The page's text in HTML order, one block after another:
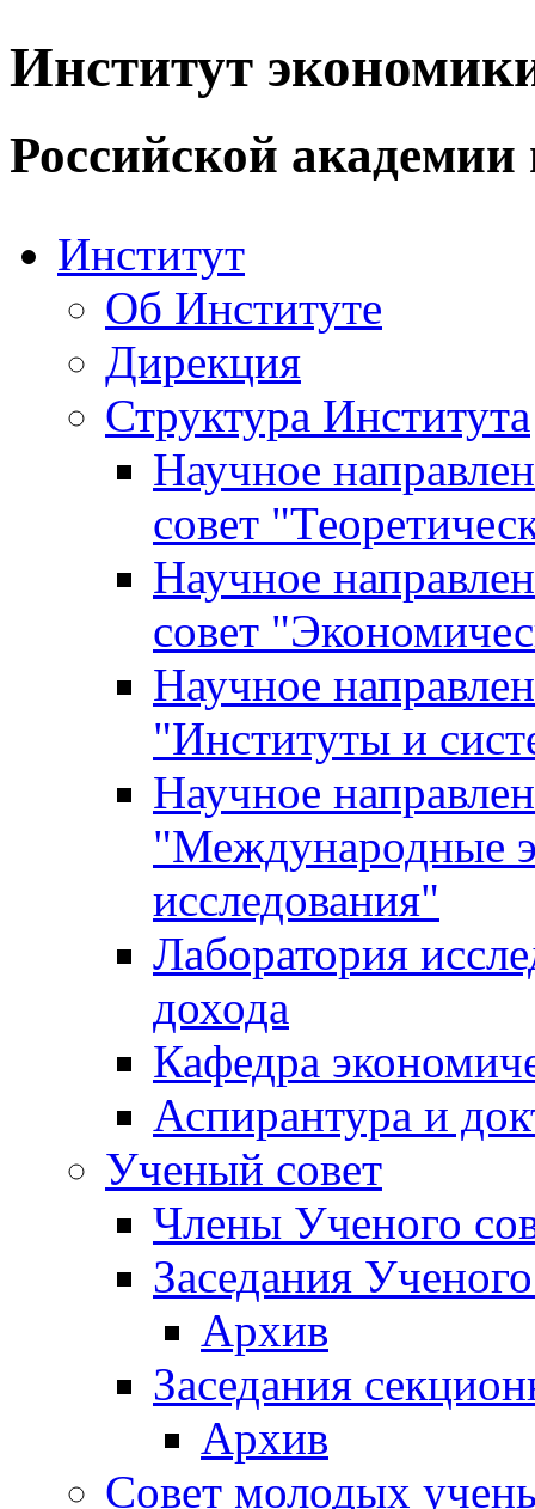
Институт
Российской академии
Институт
Об Институте
Дирекция
Структура Института
Научное
совет
Научное
совет
Научное
"Институты и
Научное
"Международные
исследования"
Лаборатория
дохода
Кафедра
Аспирантура и
Ученый совет
Члены Ученого
Заседания
Архив
Заседания
Архив
Совет молодых